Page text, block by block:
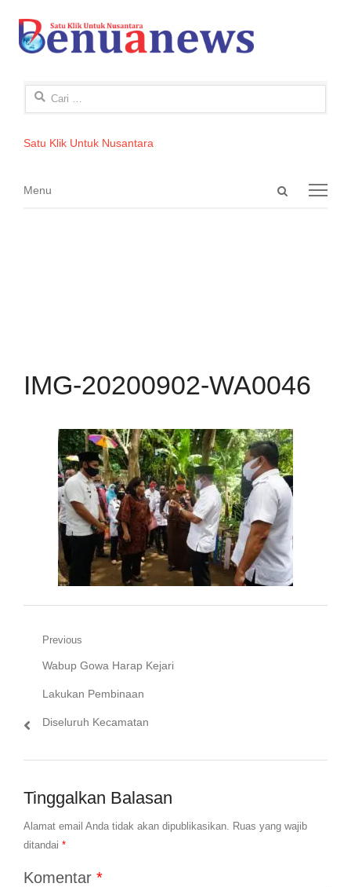
Cari
Satu Klik Untuk Nusantara
Open
Menu
Menu
IMG-20200902-WA0046
Navigasi
pos
Previous
Previous
post:
Wabup Gowa Harap Kejari
Lakukan Pembinaan
Diseluruh Kecamatan
Tinggalkan Balasan
Alamat email Anda tidak akan dipublikasikan.
Ruas yang wajib
ditandai *
Komentar *